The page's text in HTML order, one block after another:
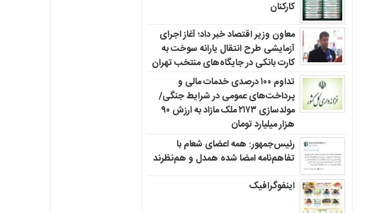
کارکنان ‌
معاون وزیر اقتصاد خبر داد؛ آغاز اجرای
آزمایشی طرح انتقال یارانه سوخت به
کارت بانکی در جایگاه‌های منتخب تهران
تداوم ۱۰۰ درصدی خدمات مالی و
پرداخت‌های عمومی در شرایط جنگی/
مولدسازی ۲۱۷۳ ملک مازاد به ارزش ۹۰
هزار میلیارد تومان
رئیس‌جمهور: همه اعضای شعام با
تفاهم‌نامه امضا شده همدل و هم‌نظرند
اینفوگرافیک